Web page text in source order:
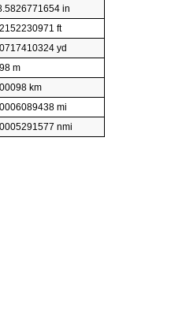
in
ft
yd
m
km
mi
nmi